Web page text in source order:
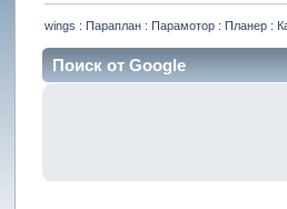
wings : Параплан : Парамотор : Планер :
Поиск от Google